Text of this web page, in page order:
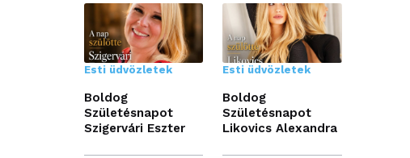
Esti üdvözletek
Boldog
Születésnapot
Szigervári Eszter
Esti üdvözletek
Boldog
Születésnapot
Likovics Alexandra